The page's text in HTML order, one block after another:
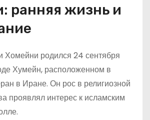
ранняя жизнь и
Хомейни родился 24 сентября
Хумейн, расположенном в
в Иране. Он рос в религиозной
проявлял интерес к исламским